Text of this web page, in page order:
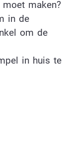
maken?
in de
om de
in huis te